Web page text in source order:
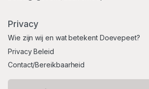
Privacy
Wie zijn wij en wat betekent Doevepeet?
Privacy Beleid
Contact/Bereikbaarheid